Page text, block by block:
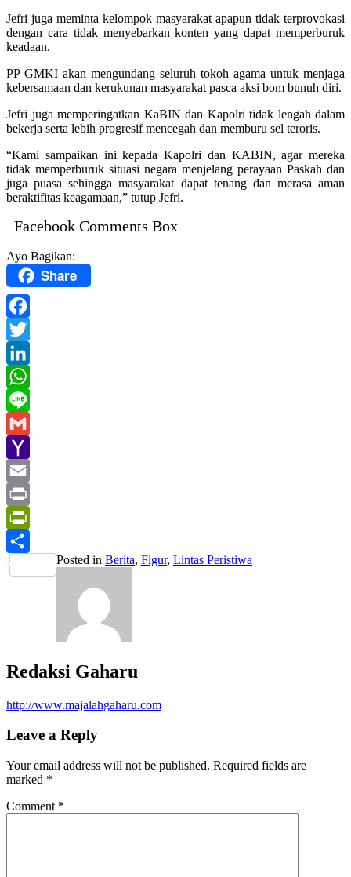
Jefri juga meminta kelompok masyarakat apapun tidak terprovokasi
dengan cara tidak menyebarkan konten yang dapat memperburuk
keadaan.
PP GMKI akan mengundang seluruh tokoh agama untuk menjaga
kebersamaan dan kerukunan masyarakat pasca aksi bom bunuh diri.
Jefri juga memperingatkan KaBIN dan Kapolri tidak lengah dalam
bekerja serta lebih progresif mencegah dan memburu sel teroris.
“Kami sampaikan ini kepada Kapolri dan KABIN, agar mereka
tidak memperburuk situasi negara menjelang perayaan Paskah dan
juga puasa sehingga masyarakat dapat tenang dan merasa aman
beraktifitas keagamaan,” tutup Jefri.
Facebook Comments Box
Ayo Bagikan:
Share
Facebook
Twitter
LinkedIn
WhatsApp
Line
Gmail
Yahoo
Mail
Email
Print
PrintFriendly
Share
Posted in Berita, Figur, Lintas Peristiwa
Redaksi Gaharu
http://www.majalahgaharu.com
Leave a Reply
Your email address will not be published. Required fields are
marked *
Comment *